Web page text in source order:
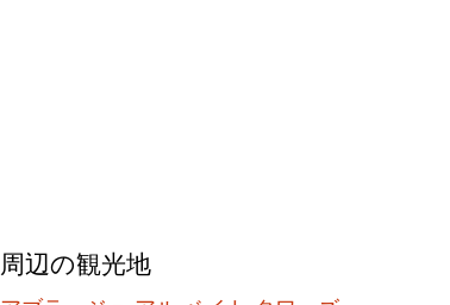
周辺の観光地